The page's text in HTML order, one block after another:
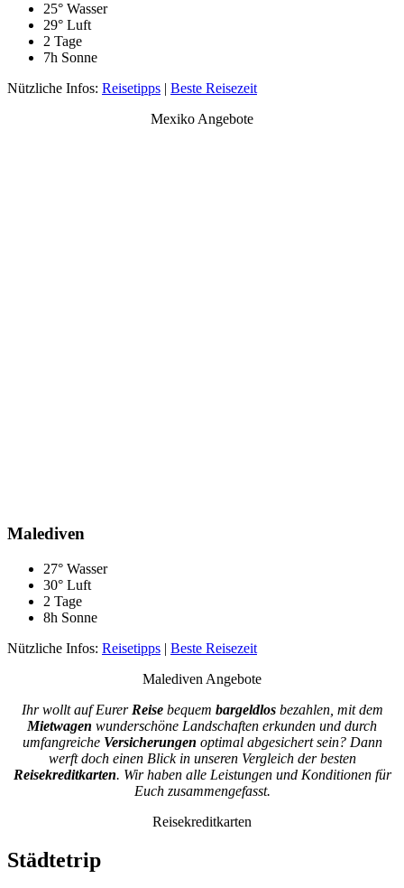
25° Wasser
29° Luft
2 Tage
7h Sonne
Nützliche Infos: Reisetipps | Beste Reisezeit
Mexiko Angebote
Malediven
27° Wasser
30° Luft
2 Tage
8h Sonne
Nützliche Infos: Reisetipps | Beste Reisezeit
Malediven Angebote
Ihr wollt auf Eurer Reisebequem bargeldlosbezahlen, mit dem
Mietwagen wunderschöne Landschaften erkunden und durch
umfangreiche Versicherungen optimal abgesichert sein? Dann
werft doch einen Blick in unseren Vergleich der besten
Reisekreditkarten. Wir haben alle Leistungen und Konditionen für
Euch zusammengefasst.
Reisekreditkarten
Städtetrip